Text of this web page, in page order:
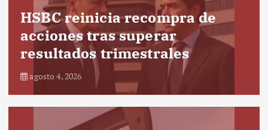
HSBC reinicia recompra de
acciones tras superar
resultados trimestrales
agosto 4, 2026